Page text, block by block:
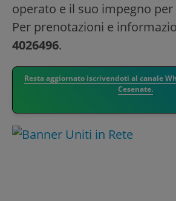
operato e il suo impegno per
Per prenotazioni e
4026496.
Resta aggiornato iscrivendoti al canale
Cesenate.